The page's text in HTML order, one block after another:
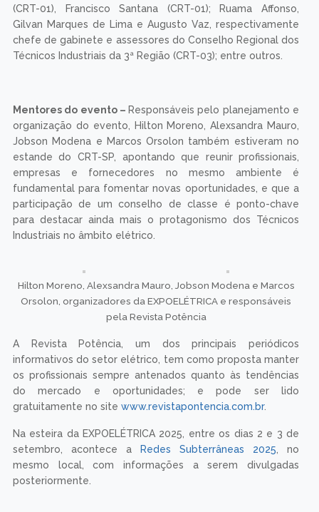
(CRT-01), Francisco Santana (CRT-01); Ruama Affonso,
Gilvan Marques de Lima e Augusto Vaz, respectivamente
chefe de gabinete e assessores do Conselho Regional dos
Técnicos Industriais da 3ª Região (CRT-03); entre outros.
Mentores do evento –Responsáveis pelo planejamento e
organização do evento, Hilton Moreno, Alexsandra Mauro,
Jobson Modena e Marcos Orsolon também estiveram no
estande do CRT-SP, apontando que reunir profissionais,
empresas e fornecedores no mesmo ambiente é
fundamental para fomentar novas oportunidades, e que a
participação de um conselho de classe é ponto-chave
para destacar ainda mais o protagonismo dos Técnicos
Industriais no âmbito elétrico.
Hilton Moreno, Alexsandra Mauro, Jobson Modena e Marcos
Orsolon, organizadores da EXPOELÉTRICA e responsáveis
pela Revista Potência
A Revista Potência, um dos principais periódicos
informativos do setor elétrico, tem como proposta manter
os profissionais sempre antenados quanto às tendências
do mercado e oportunidades; e pode ser lido
gratuitamente no site www.revistapontencia.com.br.
Na esteira da EXPOELÉTRICA 2025, entre os dias 2 e 3 de
setembro, acontece a Redes Subterrâneas 2025 , no
mesmo local, com informações a serem divulgadas
posteriormente.